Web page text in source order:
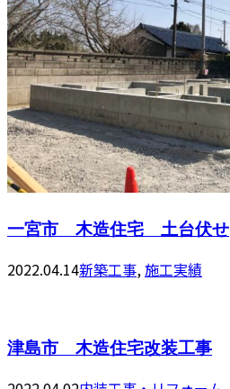
一宮市 木造住宅 土台伏せ
2022.04.14新築工事, 施工実績
津島市 木造住宅改装工事